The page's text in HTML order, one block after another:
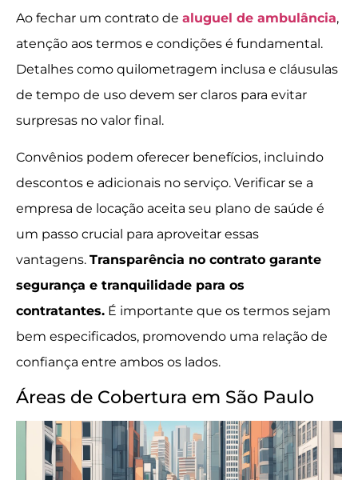
Ao fechar um contrato de aluguel de ambulância,
atenção aos termos e condições é fundamental.
Detalhes como quilometragem inclusa e cláusulas
de tempo de uso devem ser claros para evitar
surpresas no valor final.
Convênios podem oferecer benefícios, incluindo
descontos e adicionais no serviço. Verificar se a
empresa de locação aceita seu plano de saúde é
um passo crucial para aproveitar essas
vantagens. Transparência no contrato garante
segurança e tranquilidade para os
contratantes. É importante que os termos sejam
bem especificados, promovendo uma relação de
confiança entre ambos os lados.
Áreas de Cobertura em São Paulo